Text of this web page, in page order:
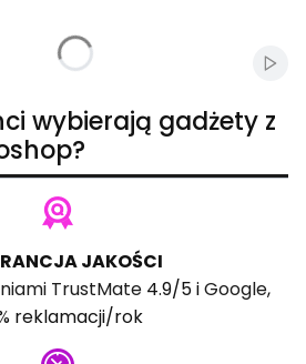
wybierają gadżety z
JAKOŚCI
TrustMate4.9/5 iGoogle,
reklamacji/rok